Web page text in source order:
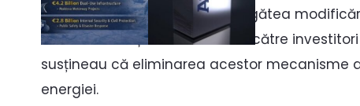
în spațiul public, executivul pregătea
de racordare și revânzarea lor către
susțineau că eliminarea acestor mecanisme
energiei.